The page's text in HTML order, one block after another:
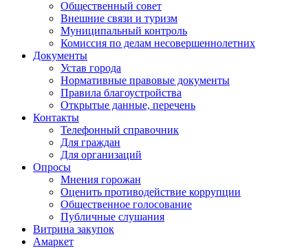
Общественный совет
Внешние связи и туризм
Муниципальный контроль
Комиссия по делам несовершеннолетних
Документы
Устав города
Нормативные правовые документы
Правила благоустройства
Открытые данные, перечень
Контакты
Телефонный справочник
Для граждан
Для организаций
Опросы
Мнения горожан
Оценить противодействие коррупции
Общественное голосование
Публичные слушания
Витрина закупок
Амаркет